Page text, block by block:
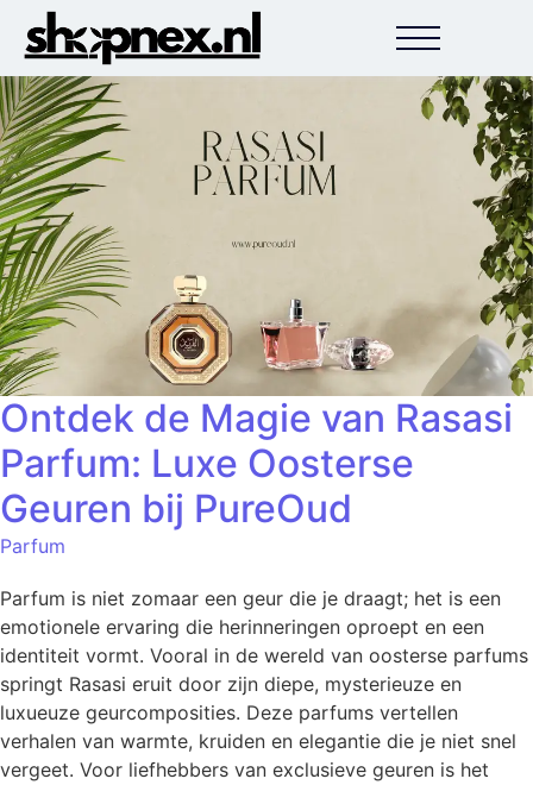
Ontdek de Magie van Rasasi
Parfum: Luxe Oosterse
Geuren bij PureOud
Parfum
Parfum is niet zomaar een geur die je draagt; het is een
emotionele ervaring die herinneringen oproept en een
identiteit vormt. Vooral in de wereld van oosterse parfums
springt Rasasi eruit door zijn diepe, mysterieuze en
luxueuze geurcomposities. Deze parfums vertellen
verhalen van warmte, kruiden en elegantie die je niet snel
vergeet. Voor liefhebbers van exclusieve geuren is het